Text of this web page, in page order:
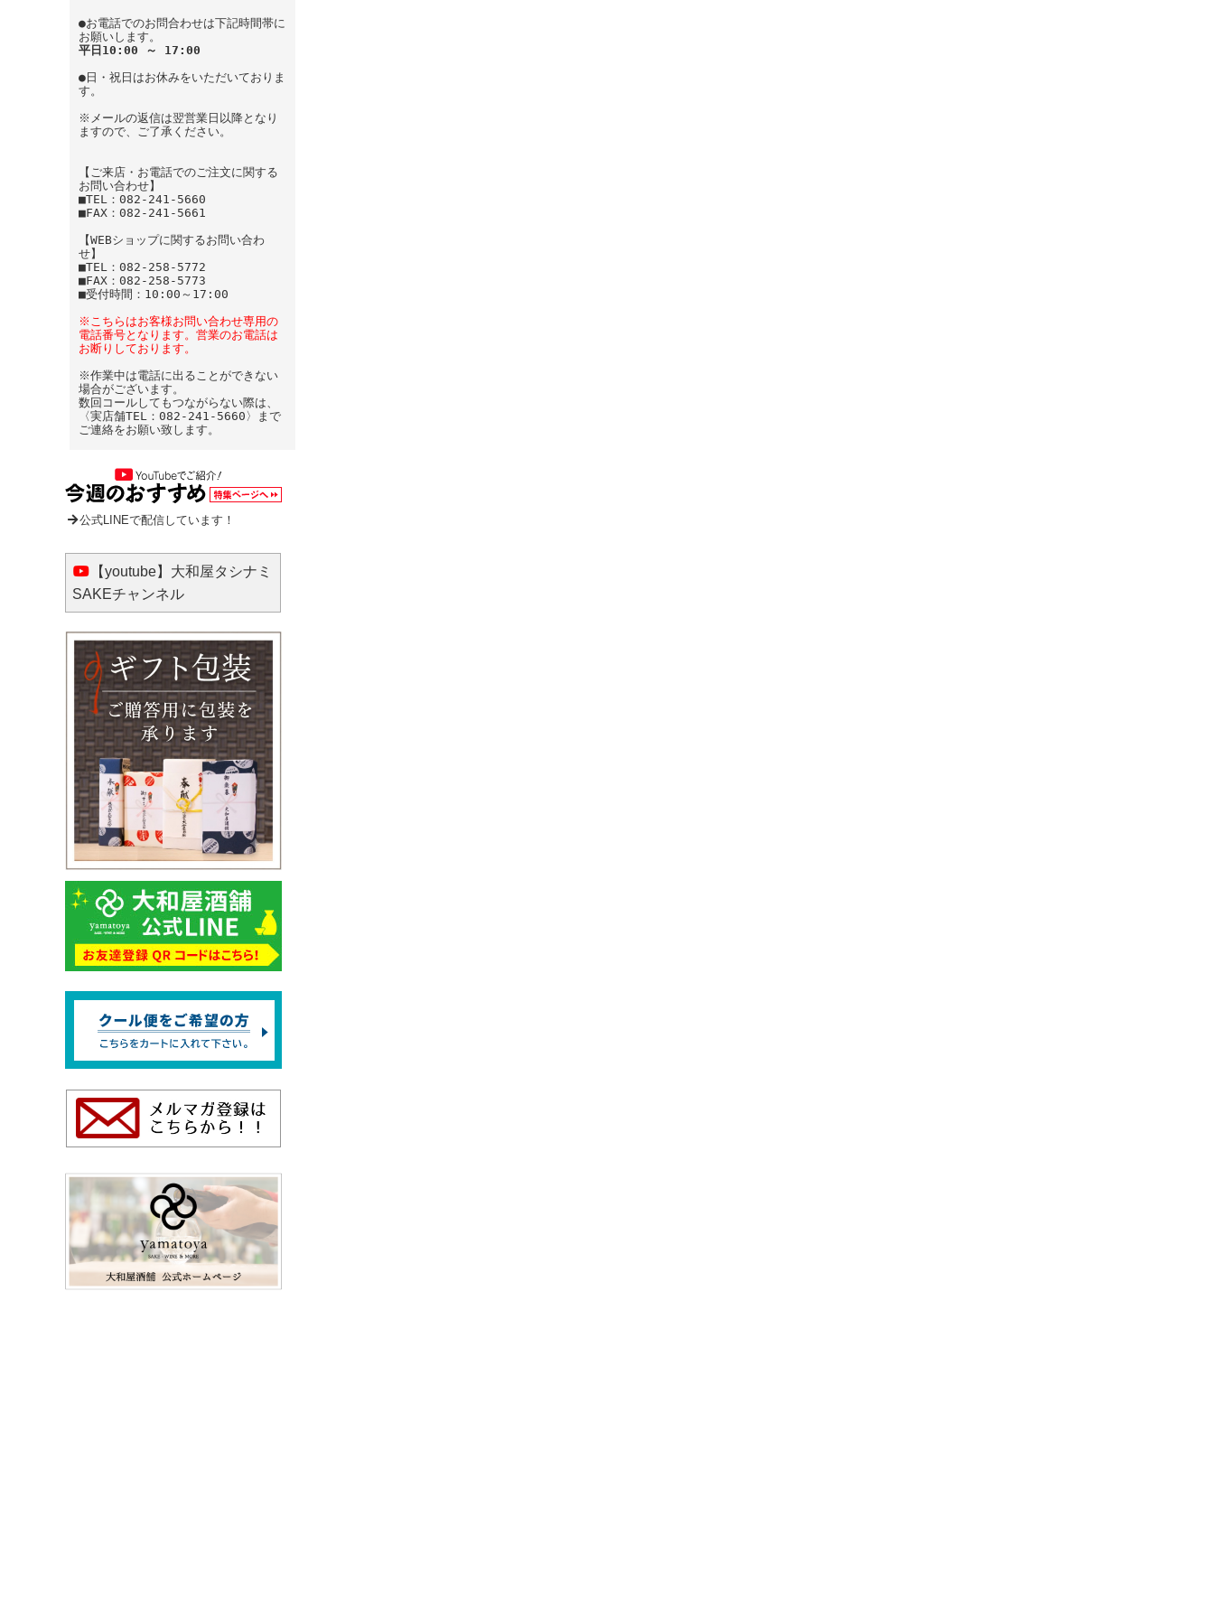
●お電話でのお問合わせは下記時間帯に
お願いします。
平日10:00 ～ 17:00
●日・祝日はお休みをいただいておりま
す。
※メールの返信は翌営業日以降となり
ますので、ご了承ください。
【ご来店・お電話でのご注文に関する
お問い合わせ】
■TEL：082-241-5660
■FAX：082-241-5661
【WEBショップに関するお問い合わ
せ】
■TEL：082-258-5772
■FAX：082-258-5773
■受付時間：10:00～17:00
※こちらはお客様お問い合わせ専用の
電話番号となります。営業のお電話は
お断りしております。
※作業中は電話に出ることができない
場合がございます。
数回コールしてもつながらない際は、
〈実店舗TEL：082-241-5660〉まで
ご連絡をお願い致します。
公式LINEで配信しています！
【youtube】大和屋タシナミ
SAKEチャンネル